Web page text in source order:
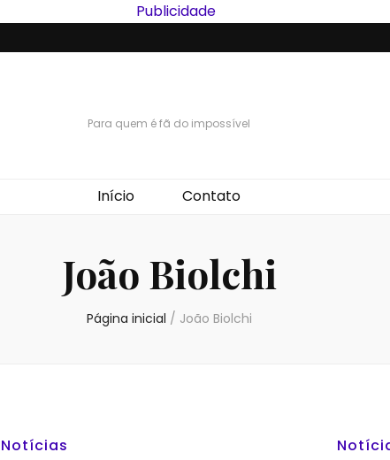
Para quem é fã do impossível
Início Contato
João Biolchi
Página inicial / João Biolchi
Notícias